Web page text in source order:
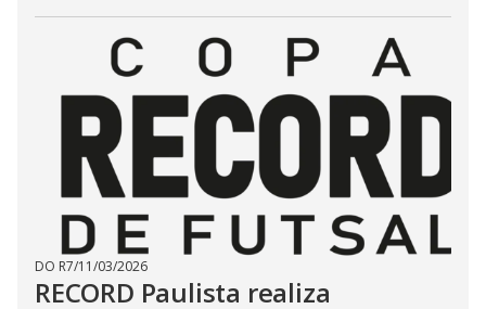
DO R7/11/03/2026
RECORD Paulista realiza